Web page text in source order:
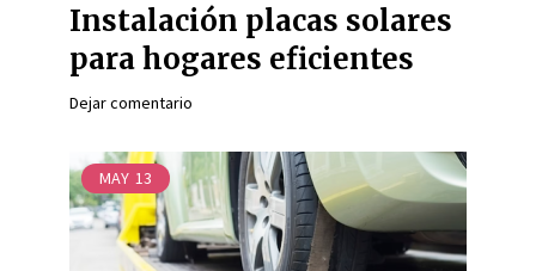
Instalación placas solares
para hogares eficientes
Dejar comentario
MAY 13